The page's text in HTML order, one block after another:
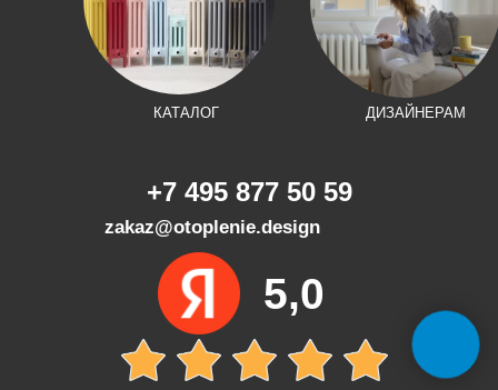
КАТАЛОГ ДИЗАЙНЕРАМ
+7 495 877 50 59
zakaz@otoplenie.design
5,0